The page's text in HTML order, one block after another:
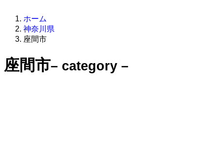
ホーム
神奈川県
座間市
座間市– category –